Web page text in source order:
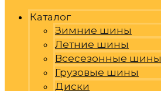
Каталог
Зимние шины
Летние шины
Всесезонные шины
Грузовые шины
Диски